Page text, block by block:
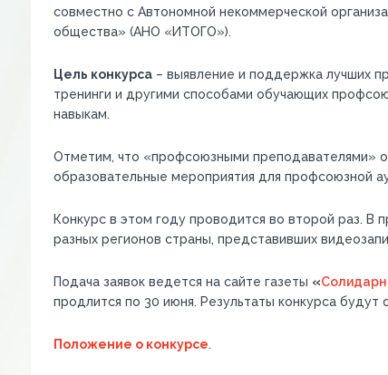
совместно с Автономной некоммерческой
общества» (АНО «ИТОГО»).
Цель конкурса– выявление и поддержка лучших
тренинги и другими способами обучающих
навыкам.
Отметим, что «профсоюзными преподавателями»
образовательные мероприятия для профсоюзной
Конкурс в этом году проводится во второй раз. В
разных регионов страны, представивших
Подача заявок ведется на сайте газеты «
продлится по 30 июня. Результаты конкурса будут
Положение о конкурсе.